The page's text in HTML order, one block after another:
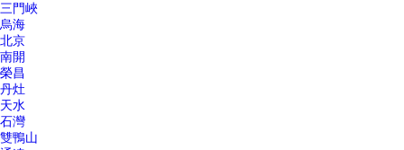
三門峽
烏海
北京
南開
榮昌
丹灶
天水
石灣
雙鴨山